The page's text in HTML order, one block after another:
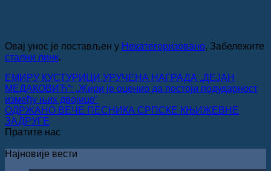
Овај унос је постављен у Некатегоризовано. Забележите
стални линк.
ЕМИРУ КУСТУРИЦИ УРУЧЕНА НАГРАДА „ДЕЈАН
МЕДАКОВИЋ“: „Жири је оценио да постоји подударност
између њих двојице“
ОДРЖАНО ВЕЧЕ ПЕСНИКА СРПСКЕ КЊИЖЕВНЕ
ЗАДРУГЕ
Пратите нас
Најновије вести